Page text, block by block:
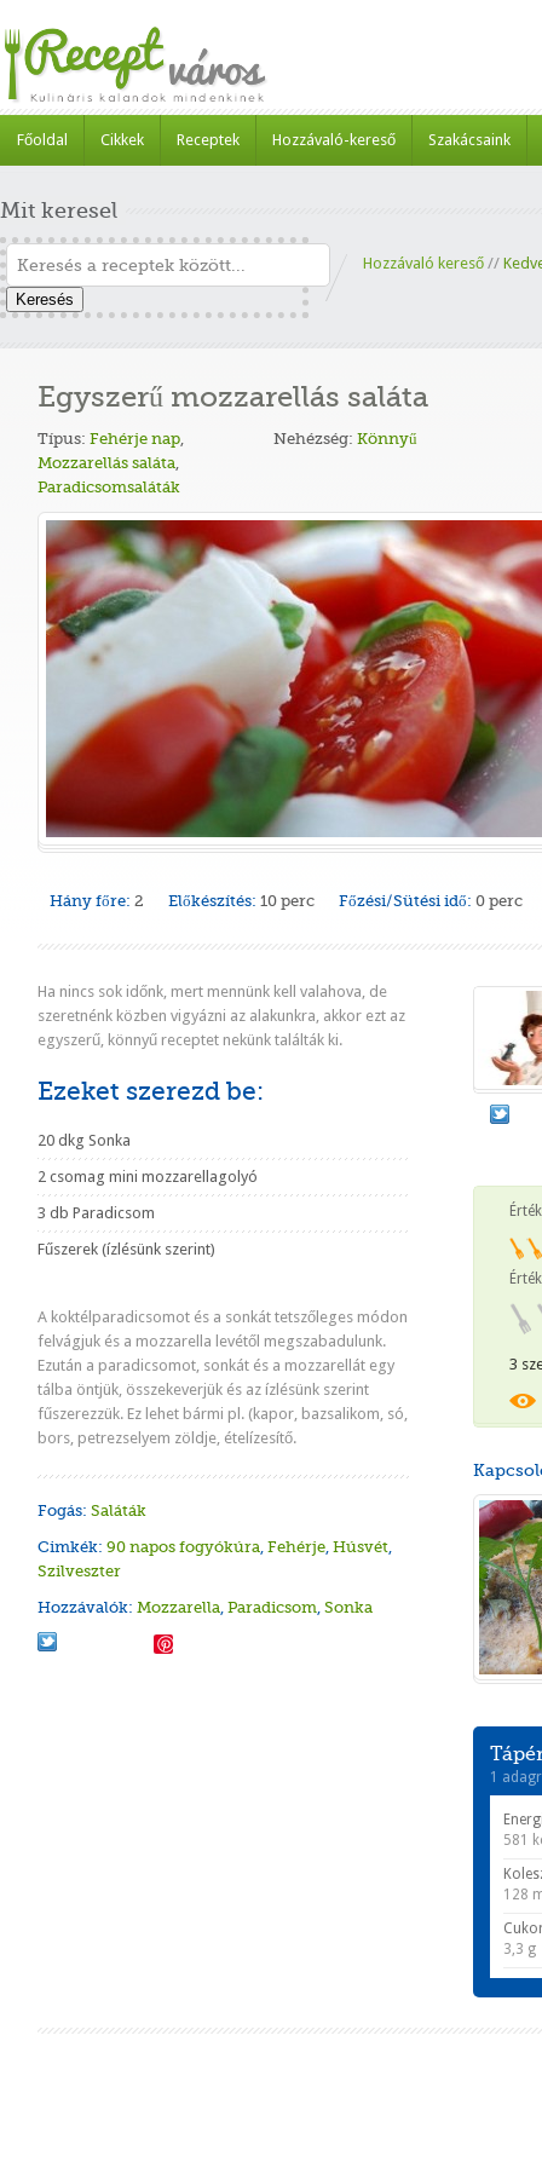
Főoldal Cikkek Receptek Hozzávaló-kereső Szakácsaink
Mit keresel
Keresés
Hozzávaló kereső //
Egyszerű mozzarellás saláta
Típus: Fehérje nap,
Mozzarellás saláta,
Paradicsomsaláták
Nehézség: Könnyű
Hány főre: 2 Előkészítés: 10 perc Főzési/Sütési idő: 0 perc
Ha nincs sok időnk, mert mennünk kell valahova, de
szeretnénk közben vigyázni az alakunkra, akkor ezt az
egyszerű, könnyű receptet nekünk találták ki.
Ezeket szerezd be:
20 dkg Sonka
2 csomag mini mozzarellagolyó
3 db Paradicsom
Fűszerek (ízlésünk szerint)
A koktélparadicsomot és a sonkát tetszőleges módon
felvágjuk és a mozzarella levétől megszabadulunk.
Ezután a paradicsomot, sonkát és a mozzarellát egy
tálba öntjük, összekeverjük és az ízlésünk szerint
fűszerezzük. Ez lehet bármi pl. (kapor, bazsalikom, só,
bors, petrezselyem zöldje, ételízesítő.
Fogás: Saláták
Cimkék: 90 napos fogyókúra, Fehérje, Húsvét,
Szilveszter
Hozzávalók: Mozzarella, Paradicsom, Sonka
3
1
581
128
3,3 g